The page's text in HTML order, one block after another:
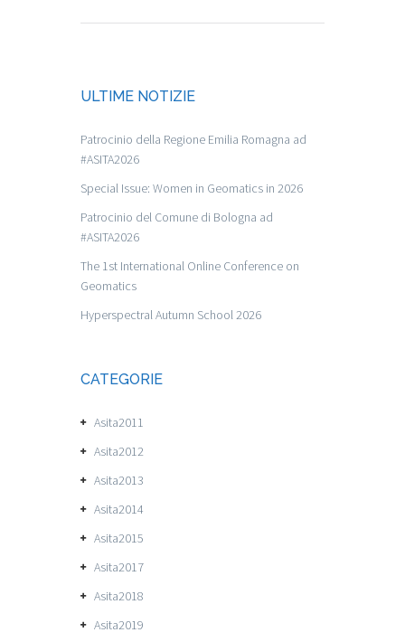
ULTIME NOTIZIE
Patrocinio della Regione Emilia Romagna ad
#ASITA2026
Special Issue: Women in Geomatics in 2026
Patrocinio del Comune di Bologna ad
#ASITA2026
The 1st International Online Conference on
Geomatics
Hyperspectral Autumn School 2026
CATEGORIE
Asita2011
Asita2012
Asita2013
Asita2014
Asita2015
Asita2017
Asita2018
Asita2019